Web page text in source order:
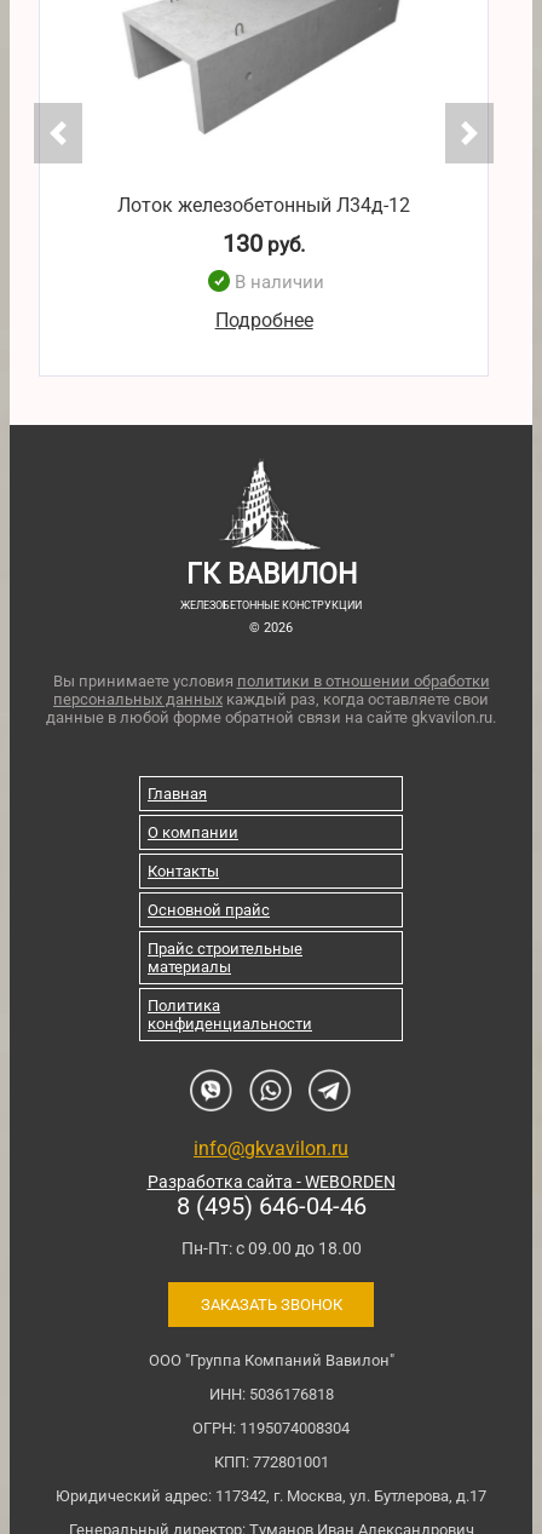
Лоток железобетонный Л34д-12
130 руб.
В наличии
Подробнее
ГК ВАВИЛОН
ЖЕЛЕЗОБЕТОННЫЕ КОНСТРУКЦИИ
© 2026
Вы принимаете условия политики в отношении обработки
персональных данных каждый раз, когда оставляете свои
данные в любой форме обратной связи на сайте gkvavilon.ru.
Главная
О компании
Контакты
Основной прайс
Прайс строительные
материалы
Политика
конфиденциальности
info@gkvavilon.ru
Разработка сайта - WEBORDEN
8 (495) 646-04-46
Пн-Пт: с 09.00 до 18.00
ЗАКАЗАТЬ ЗВОНОК
ООО "Группа Компаний Вавилон"
ИНН: 5036176818
ОГРН: 1195074008304
КПП: 772801001
Юридический адрес: 117342, г. Москва, ул. Бутлерова, д.17
Генеральный директор: Туманов Иван Александрович